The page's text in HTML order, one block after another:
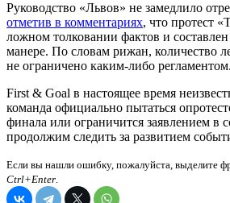
Руководство «Львов» не замедлило
отметив в комментариях, что протест
ложном толковании фактов и
манере. По словам рижан, количество
не ограничено каким-либо регламентом.
First & Goal в настоящее время
команда официально пытаться
финала или ограничится заявлением в
продолжим следить за развитием
Если вы нашли ошибку, пожалуйста, выделите
Ctrl+Enter.